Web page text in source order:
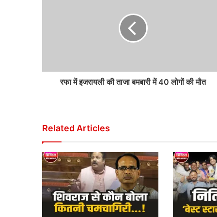
रफा में इजरायली की ताजा बमबारी में 40 लोगों की मौत
Related Articles